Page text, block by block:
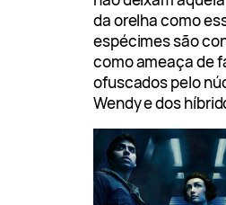
da orelha como
espécimes são
como ameaça de
ofuscados pelo
Wendy e dos